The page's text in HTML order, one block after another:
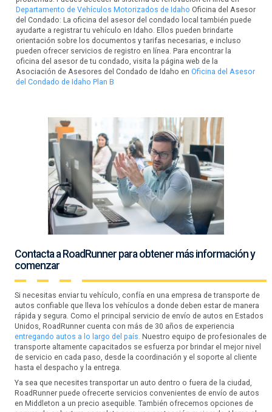
Departamento de Vehículos Motorizados de Idaho Oficina del Asesor
del Condado: La oficina del asesor del condado local también puede
ayudarte a registrar tu vehículo en Idaho. Ellos pueden brindarte
orientación sobre los documentos y tarifas necesarias, e incluso
pueden ofrecer servicios de registro en línea. Para encontrar la
oficina del asesor de tu condado, visita la página web de la
Asociación de Asesores del Condado de Idaho enOficina del Asesor
del Condado de Idaho Plan B
Contacta a RoadRunner para obtener más información y
comenzar
Si necesitas enviar tu vehículo, confía en una empresa de transporte de
autos confiable que lleva los vehículos a donde deben estar de manera
rápida y segura. Como el principal servicio de envío de autos en Estados
Unidos, RoadRunner cuenta con más de 30 años de experiencia
entregando autos a lo largo del país. Nuestro equipo de profesionales de
transporte altamente capacitados se esfuerza por brindar el mejor nivel
de servicio en cada paso, desde la coordinación y el soporte al cliente
hasta el despacho y la entrega.
Ya sea que necesites transportar un auto dentro o fuera de la ciudad,
RoadRunner puede ofrecerte servicios convenientes de envío de autos
en Middleton a un precio asequible. También ofrecemos opciones de